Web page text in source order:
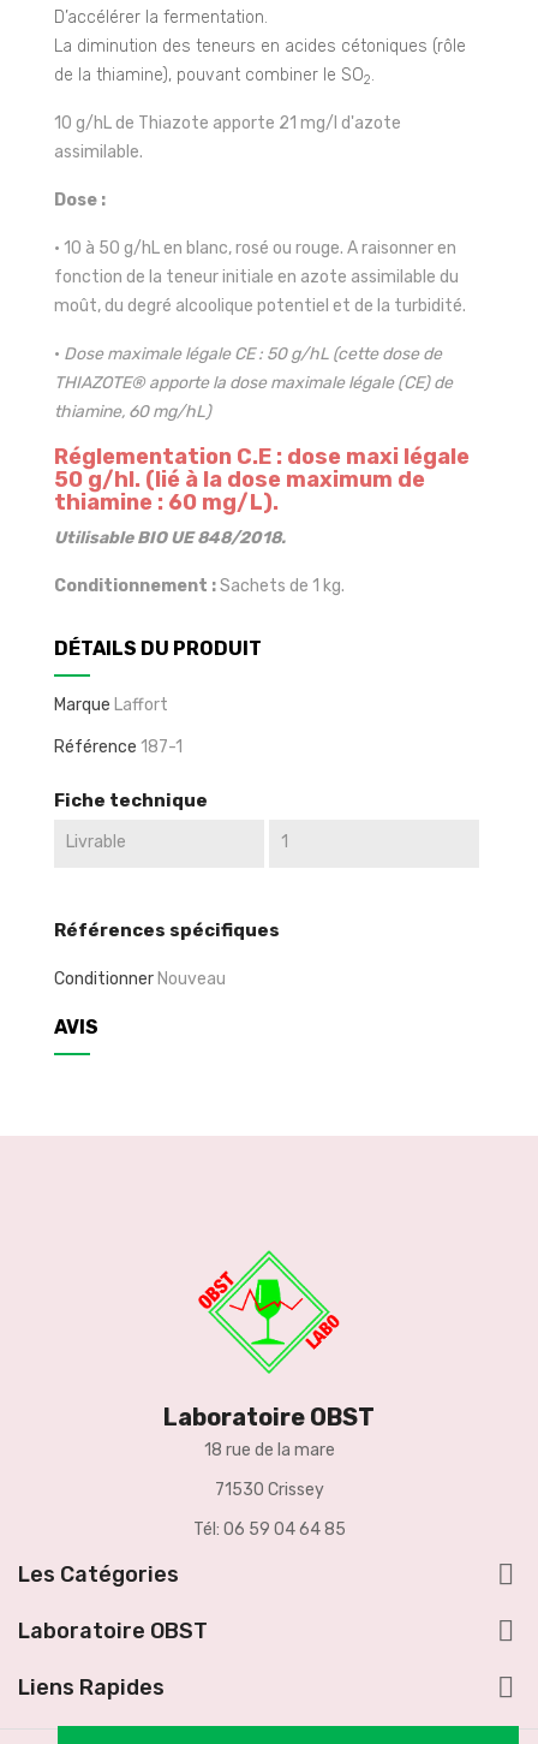
D’accélérer la fermentation.
La diminution des teneurs en acides cétoniques (rôle
de la thiamine), pouvant combiner le SO2.
10 g/hL de Thiazote apporte 21 mg/l d'azote
assimilable.
Dose :
• 10 à 50 g/hL en blanc, rosé ou rouge. A raisonner en
fonction de la teneur initiale en azote assimilable du
moût, du degré alcoolique potentiel et de la turbidité.
• Dose maximale légale CE : 50 g/hL (cette dose de
THIAZOTE® apporte la dose maximale légale (CE) de
thiamine, 60 mg/hL)
Réglementation C.E : dose maxi légale
50 g/hl. (lié à la dose maximum de
thiamine : 60 mg/L).
Utilisable BIO UE 848/2018.
Conditionnement :Sachets de 1 kg.
DÉTAILS DU PRODUIT
Marque Laffort
Référence 187-1
Fiche technique
Livrable 1
Références spécifiques
Conditionner Nouveau
AVIS
Laboratoire OBST
18 rue de la mare
71530 Crissey
Tél: 06 59 04 64 85
Les Catégories 
Laboratoire OBST 
Liens Rapides 